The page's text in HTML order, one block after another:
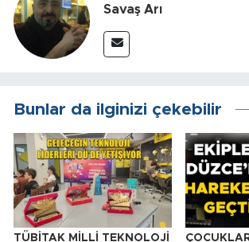
Savaş Arı
Bunlar da ilginizi çekebilir
TÜBİTAK MİLLİ TEKNOLOJİ